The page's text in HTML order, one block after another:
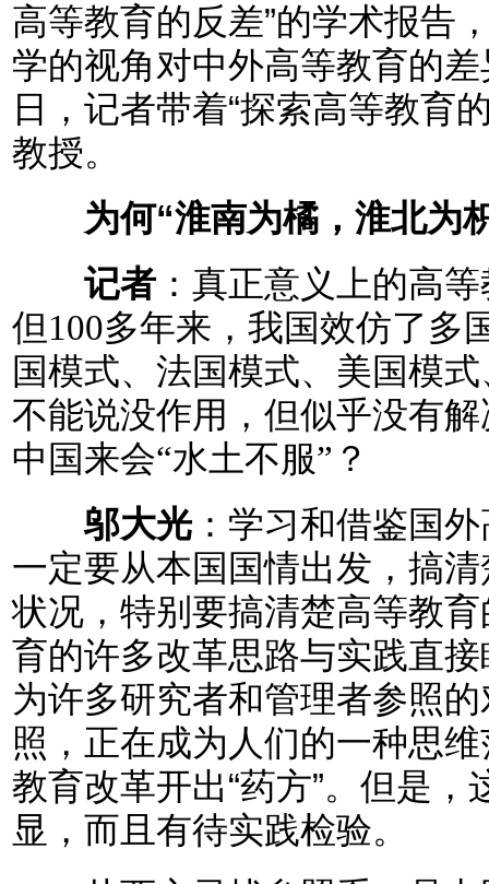
高等教育的反差”的学术报告
学的视角对中外高等教育的
日，记者带着“探索高等教育
教授。
为何“淮南为橘，淮北为
记者 ：真正意义上的高
但100多年来，我国效仿了多
国模式、法国模式、美国模
不能说没作用，但似乎没有
中国来会“水土不服”？
邬大光 ：学习和借鉴国
一定要从本国国情出发，搞
状况，特别要搞清楚高等教
育的许多改革思路与实践直
为许多研究者和管理者参照
照，正在成为人们的一种思
教育改革开出“药方”。但是
显，而且有待实践检验。